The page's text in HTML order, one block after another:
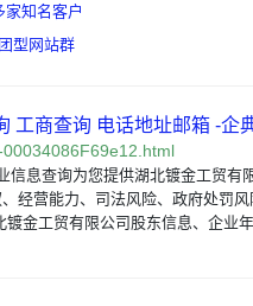
家知名客户
型网站群
工商查询 电话地址邮箱 -企
信息查询为您提供湖北镀金工贸有
经营能力、司法风险、政府处罚风
金工贸有限公司股东信息、企业